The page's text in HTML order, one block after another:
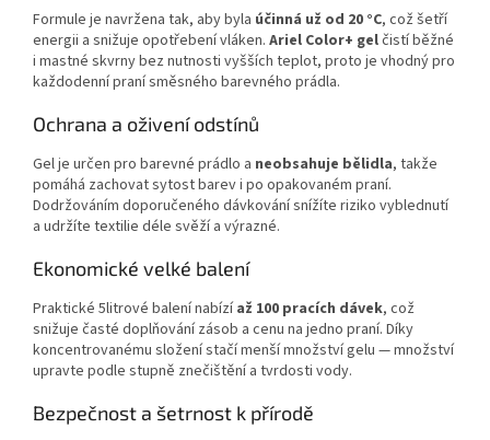
Formule je navržena tak, aby byla účinná už od 20 °C, což šetří
energii a snižuje opotřebení vláken. Ariel Color+ gelčistí běžné
i mastné skvrny bez nutnosti vyšších teplot, proto je vhodný pro
každodenní praní směsného barevného prádla.
Ochrana a oživení odstínů
Gel je určen pro barevné prádlo a neobsahuje bělidla, takže
pomáhá zachovat sytost barev i po opakovaném praní.
Dodržováním doporučeného dávkování snížíte riziko vyblednutí
a udržíte textilie déle svěží a výrazné.
Ekonomické velké balení
Praktické 5litrové balení nabízí až 100 pracích dávek, což
snižuje časté doplňování zásob a cenu na jedno praní. Díky
koncentrovanému složení stačí menší množství gelu — množství
upravte podle stupně znečištění a tvrdosti vody.
Bezpečnost a šetrnost k přírodě